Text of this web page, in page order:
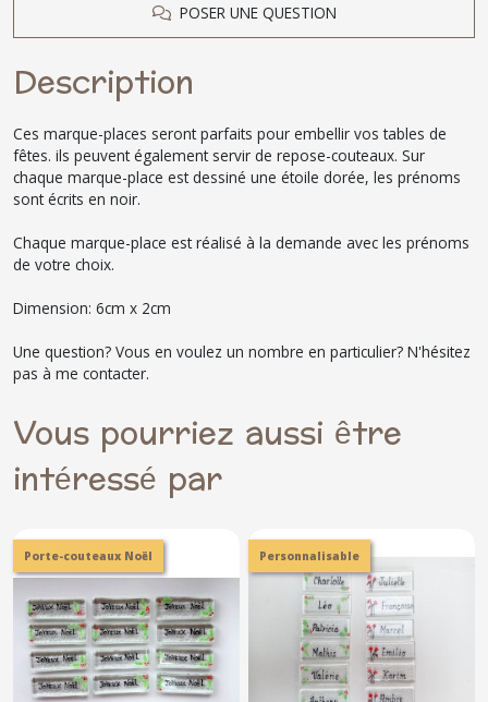
POSER UNE QUESTION
Description
Ces marque-places seront parfaits pour embellir vos tables de
fêtes. ils peuvent également servir de repose-couteaux. Sur
chaque marque-place est dessiné une étoile dorée, les prénoms
sont écrits en noir.
Chaque marque-place est réalisé à la demande avec les prénoms
de votre choix.
Dimension: 6cm x 2cm
Une question? Vous en voulez un nombre en particulier? N'hésitez
pas à me contacter.
Vous pourriez aussi être
intéressé par
Porte-couteaux Noël Personnalisable